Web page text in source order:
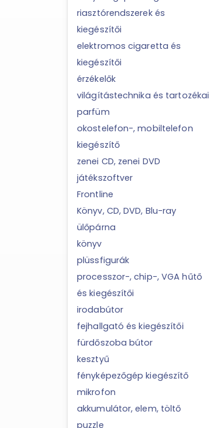
riasztórendszerek és
kiegészítői
elektromos cigaretta és
kiegészítői
érzékelők
világítástechnika és tartozékai
parfüm
okostelefon-, mobiltelefon
kiegészítő
zenei CD, zenei DVD
játékszoftver
Frontline
Könyv, CD, DVD, Blu-ray
ülőpárna
könyv
plüssfigurák
processzor-, chip-, VGA hűtő
és kiegészítői
irodabútor
fejhallgató és kiegészítői
fürdőszoba bútor
kesztyű
fényképezőgép kiegészítő
mikrofon
akkumulátor, elem, töltő
puzzle